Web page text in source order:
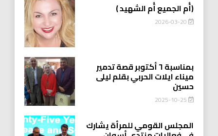
(أُم الجميع أُم الشهيد )
2026-03-20
بمناسبة ٦ أكتوبر قصة تدمير
ميناء ايلات الحربي بقلم ليلى
حسين
2025-10-25
المجلس القومي للمرأة يشارك